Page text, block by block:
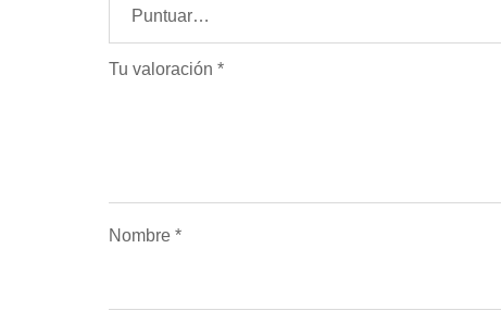
Tu valoración *
Nombre *